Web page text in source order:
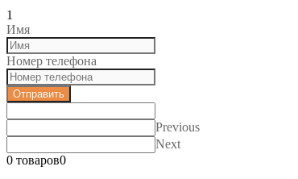
1
Имя
Номер телефона
Отправить
Previous
Next
0 товаров0